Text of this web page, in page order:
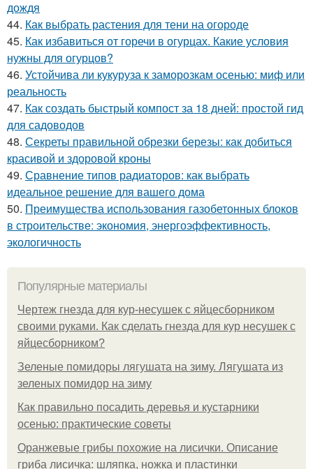
дождя
44. Как выбрать растения для тени на огороде
45. Как избавиться от горечи в огурцах. Какие условия
нужны для огурцов?
46. Устойчива ли кукуруза к заморозкам осенью: миф или
реальность
47. Как создать быстрый компост за 18 дней: простой гид
для садоводов
48. Секреты правильной обрезки березы: как добиться
красивой и здоровой кроны
49. Сравнение типов радиаторов: как выбрать
идеальное решение для вашего дома
50. Преимущества использования газобетонных блоков
в строительстве: экономия, энергоэффективность,
экологичность
Популярные материалы
Чертеж гнезда для кур-несушек с яйцесборником
своими руками. Как сделать гнезда для кур несушек с
яйцесборником?
Зеленые помидоры лягушата на зиму. Лягушата из
зеленых помидор на зиму
Как правильно посадить деревья и кустарники
осенью: практические советы
Оранжевые грибы похожие на лисички. Описание
гриба лисичка: шляпка, ножка и пластинки